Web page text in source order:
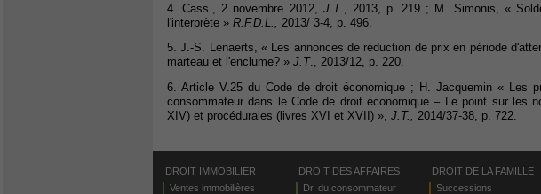
4. Cass., 2 novembre 2012, J.T., 2013, p. 219 ; M. Simonis, «
l'interprète » R.F.D.L.,
2013/ 3-4, p. 496.
5. J.-S. Lenaerts, « Les annonces de réduction de prix en période
marteau et l'enclume? » J.T., 2013/12, p. 220.
6. Article V.25 du Code de droit économique ; H. Jacquemin « Les
consommateur dans le Code de droit économique – Le point sur les
XIV) et procédurales (livres XVI et XVII) », J.T., 2014/37-38, p. 722.
DROIT IMMOBILIER
Ventes immobilières
DROIT DES AFFAIRES
Dr. du consommateur
DROIT DE LA FAMILLE
Successions